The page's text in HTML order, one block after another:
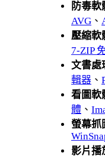
防毒軟
AVG 、
壓縮軟
7-ZIP
文書處
輯器 、
看圖軟
體 、
螢幕抓
影片播